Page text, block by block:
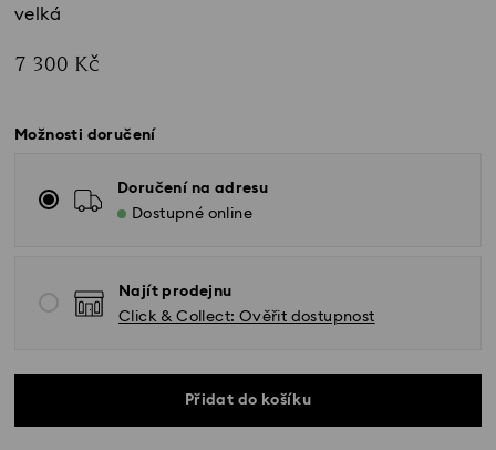
velká
7 300 Kč
Možnosti doručení
Doručení na adresu
Dostupné online
Najít prodejnu
Click & Collect: Ověřit dostupnost
Přidat do košíku